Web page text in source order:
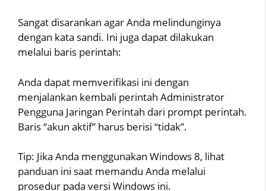
Sangat disarankan agar Anda melindunginya
dengan kata sandi. Ini juga dapat dilakukan
melalui baris perintah:
Anda dapat memverifikasi ini dengan
menjalankan kembali perintah Administrator
Pengguna Jaringan Perintah dari prompt perintah.
Baris “akun aktif” harus berisi “tidak”.
Tip: Jika Anda menggunakan Windows 8, lihat
panduan ini saat memandu Anda melalui
prosedur pada versi Windows ini.